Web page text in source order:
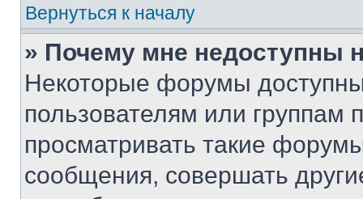
Вернуться к началу
» Почему мне недоступны
Некоторые форумы
пользователям или группам
просматривать такие
сообщения, совершать